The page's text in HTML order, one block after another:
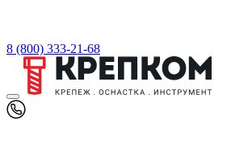
8 (800) 333-21-68